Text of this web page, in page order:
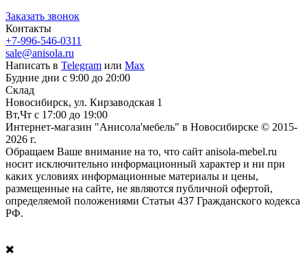
Заказать звонок
Контакты
+7-996-546-0311
sale@anisola.ru
Написать в Telegram или Max
Будние дни с 9:00 до 20:00
Склад
Новосибирск, ул. Кирзаводская 1
Вт,Чт с 17:00 до 19:00
Интернет-магазин "Анисола'мебель" в Новосибирске © 2015-
2026 г.
Обращаем Ваше внимание на то, что сайт anisola-mebel.ru
носит исключительно информационный характер и ни при
каких условиях информационные материалы и цены,
размещенные на сайте, не являются публичной офертой,
определяемой положениями Статьи 437 Гражданского кодекса
РФ.